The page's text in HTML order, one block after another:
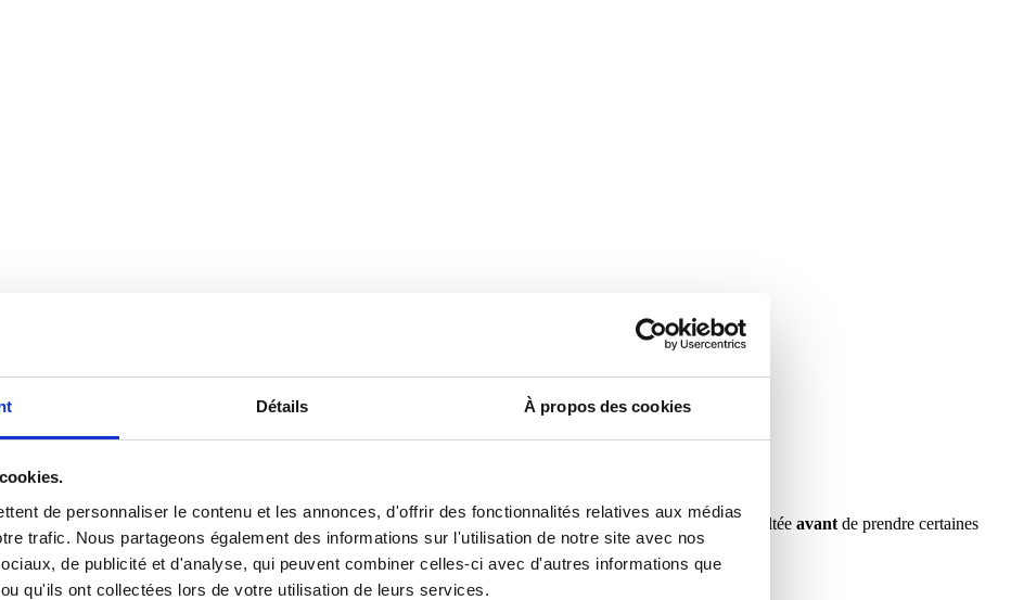
Détails À propos des cookies
de personnaliser le contenu et les annonces, d'offrir des fonctionnalités relatives aux médias
trafic. Nous partageons également des informations sur l'utilisation de notre site avec nos
de publicité et d'analyse, qui peuvent combiner celles-ci avec d'autres informations que
qu'ils ont collectées lors de votre utilisation de leurs services.
350 du 11/03/2022, le conseil médical est uneinstance consultative devant obligatoirementêtre consultée avant de prendre certaines
cas de maladie.
formation plénière.